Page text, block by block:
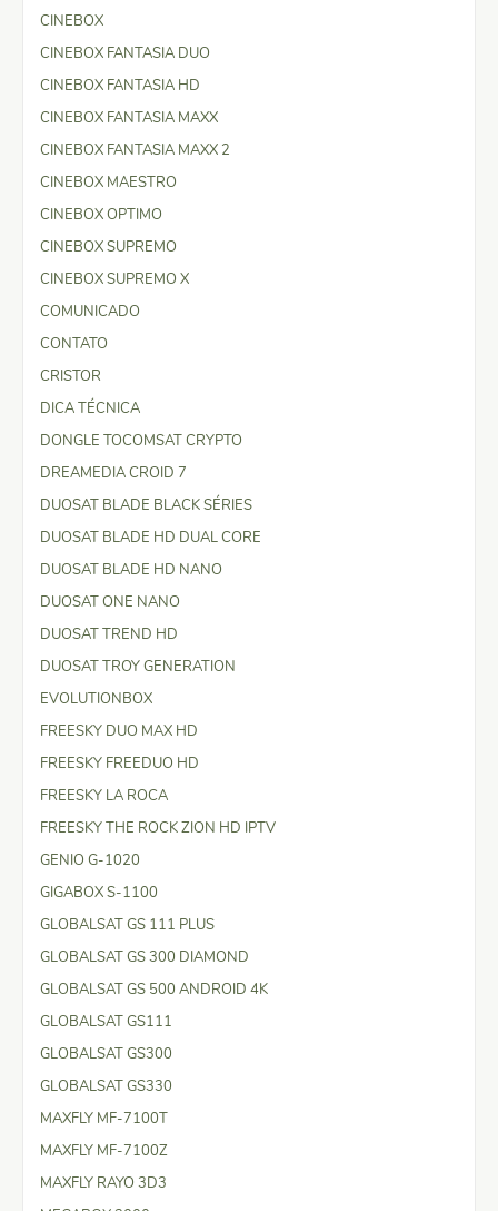
CINEBOX
CINEBOX FANTASIA DUO
CINEBOX FANTASIA HD
CINEBOX FANTASIA MAXX
CINEBOX FANTASIA MAXX 2
CINEBOX MAESTRO
CINEBOX OPTIMO
CINEBOX SUPREMO
CINEBOX SUPREMO X
COMUNICADO
CONTATO
CRISTOR
DICA TÉCNICA
DONGLE TOCOMSAT CRYPTO
DREAMEDIA CROID 7
DUOSAT BLADE BLACK SÉRIES
DUOSAT BLADE HD DUAL CORE
DUOSAT BLADE HD NANO
DUOSAT ONE NANO
DUOSAT TREND HD
DUOSAT TROY GENERATION
EVOLUTIONBOX
FREESKY DUO MAX HD
FREESKY FREEDUO HD
FREESKY LA ROCA
FREESKY THE ROCK ZION HD IPTV
GENIO G-1020
GIGABOX S-1100
GLOBALSAT GS 111 PLUS
GLOBALSAT GS 300 DIAMOND
GLOBALSAT GS 500 ANDROID 4K
GLOBALSAT GS111
GLOBALSAT GS300
GLOBALSAT GS330
MAXFLY MF-7100T
MAXFLY MF-7100Z
MAXFLY RAYO 3D3